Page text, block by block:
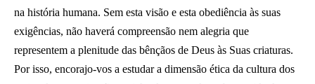
na história humana. Sem esta visão e esta obediência às suas
exigências, não haverá compreensão nem alegria que
representem a plenitude das bênçãos de Deus às Suas criaturas.
Por isso, encorajo-vos a estudar a dimensão ética da cultura dos